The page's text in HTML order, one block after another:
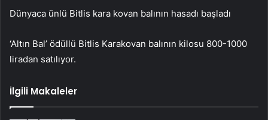
Dünyaca ünlü Bitlis kara kovan balının hasadı başladı
‘Altın Bal’ ödüllü Bitlis Karakovan balının kilosu 800-1000
liradan satılıyor.
İlgili Makaleler